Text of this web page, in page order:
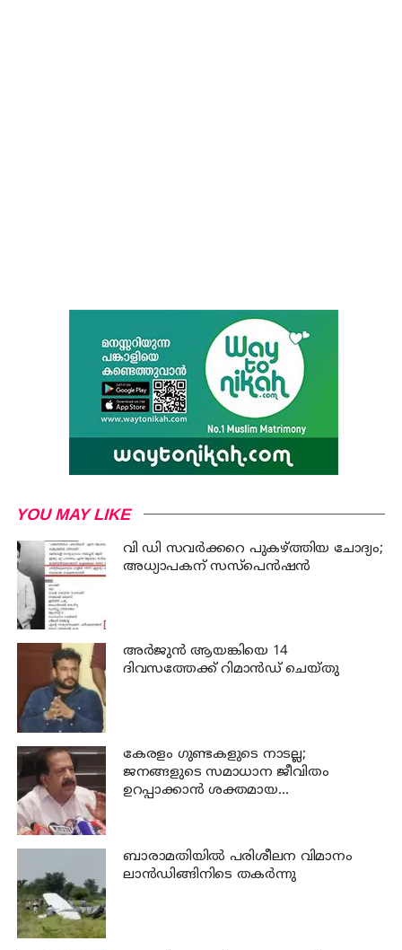
YOU MAY LIKE
വി ഡി സവര്‍ക്കറെ പുകഴ്ത്തിയ ചോദ്യം;
അധ്യാപകന് സസ്പെന്‍ഷന്‍
അര്‍ജുന്‍ ആയങ്കിയെ 14
ദിവസത്തേക്ക് റിമാൻഡ് ചെയ്തു
കേരളം ഗുണ്ടകളുടെ നാടല്ല;
ജനങ്ങളുടെ സമാധാന ജീവിതം
ഉറപ്പാക്കാന്‍ ശക്തമായ
ബാരാമതിയില്‍ പരിശീലന വിമാനം
ലാന്‍ഡിങ്ങിനിടെ തകര്‍ന്നു